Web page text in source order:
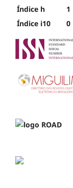
Índice h 1
Índice i10
0